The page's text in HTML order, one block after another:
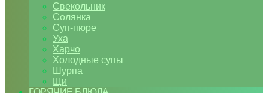
Свекольник
Солянка
Суп-пюре
Уха
Харчо
Холодные супы
Шурпа
Щи